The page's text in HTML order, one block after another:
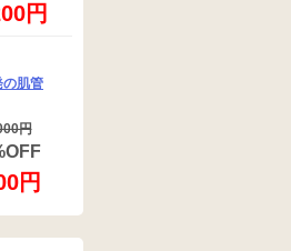
円
肌管
円
円